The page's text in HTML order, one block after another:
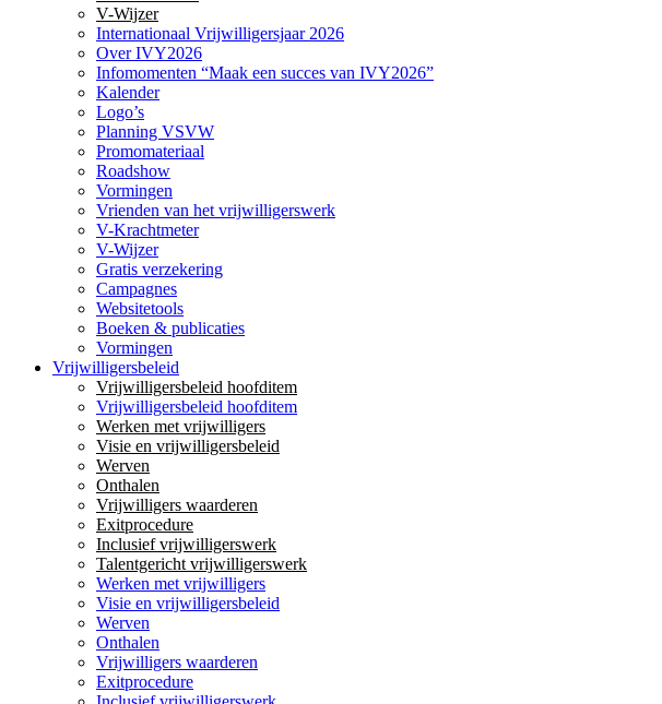
V-Wijzer
Internationaal Vrijwilligersjaar 2026
Over IVY2026
Infomomenten “Maak een succes van IVY2026”
Kalender
Logo’s
Planning VSVW
Promomateriaal
Roadshow
Vormingen
Vrienden van het vrijwilligerswerk
V-Krachtmeter
V-Wijzer
Gratis verzekering
Campagnes
Websitetools
Boeken & publicaties
Vormingen
Vrijwilligersbeleid
Vrijwilligersbeleid hoofditem
Vrijwilligersbeleid hoofditem
Werken met vrijwilligers
Visie en vrijwilligersbeleid
Werven
Onthalen
Vrijwilligers waarderen
Exitprocedure
Inclusief vrijwilligerswerk
Talentgericht vrijwilligerswerk
Werken met vrijwilligers
Visie en vrijwilligersbeleid
Werven
Onthalen
Vrijwilligers waarderen
Exitprocedure